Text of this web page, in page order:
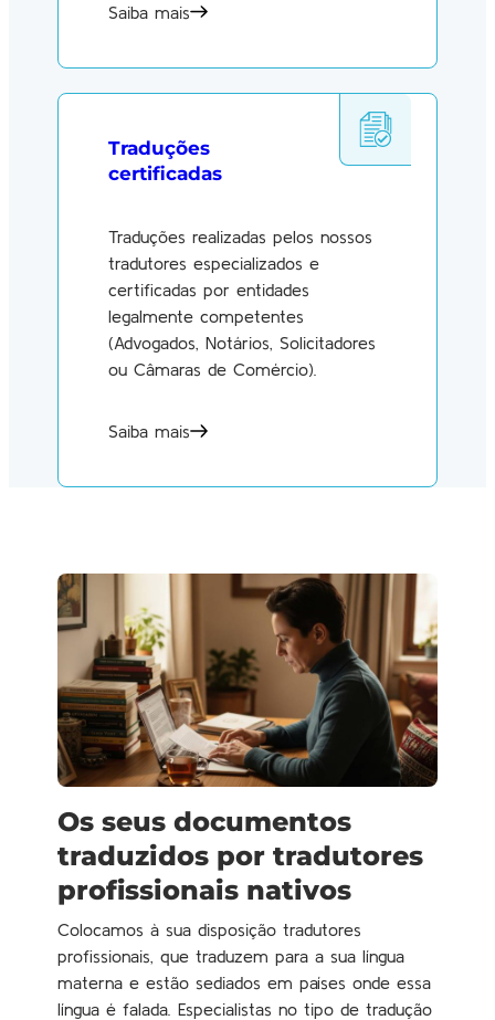
Saiba mais
Traduções
certificadas
Traduções realizadas pelos nossos
tradutores especializados e
certificadas por entidades
legalmente competentes
(Advogados, Notários, Solicitadores
ou Câmaras de Comércio).
Saiba mais
Os seus documentos
traduzidos por tradutores
profissionais nativos
Colocamos à sua disposição tradutores
profissionais, que traduzem para a sua língua
materna e estão sediados em países onde essa
língua é falada. Especialistas no tipo de tradução